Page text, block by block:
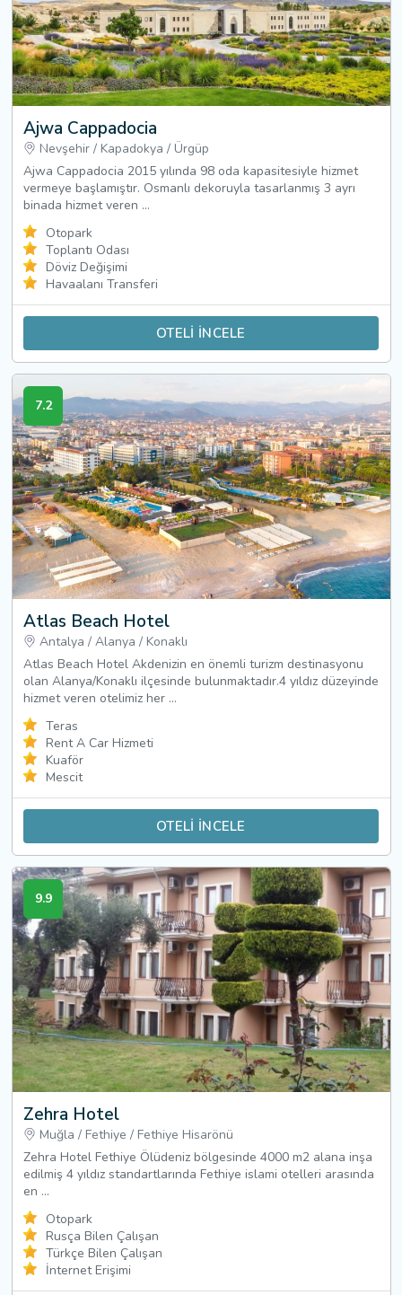
Ajwa Cappadocia
Nevşehir / Kapadokya / Ürgüp
Ajwa Cappadocia 2015 yılında 98 oda kapasitesiyle hizmet
vermeye başlamıştır. Osmanlı dekoruyla tasarlanmış 3 ayrı
binada hizmet veren ...
Otopark
Toplantı Odası
Döviz Değişimi
Havaalanı Transferi
OTELİ İNCELE
7.2
Atlas Beach Hotel
Antalya / Alanya / Konaklı
Atlas Beach Hotel Akdenizin en önemli turizm destinasyonu
olan Alanya/Konaklı ilçesinde bulunmaktadır.4 yıldız düzeyinde
hizmet veren otelimiz her ...
Teras
Rent A Car Hizmeti
Kuaför
Mescit
OTELİ İNCELE
9.9
Zehra Hotel
Muğla / Fethiye / Fethiye Hisarönü
Zehra Hotel Fethiye Ölüdeniz bölgesinde 4000 m2 alana inşa
edilmiş 4 yıldız standartlarında Fethiye islami otelleri arasında
en ...
Otopark
Rusça Bilen Çalışan
Türkçe Bilen Çalışan
İnternet Erişimi